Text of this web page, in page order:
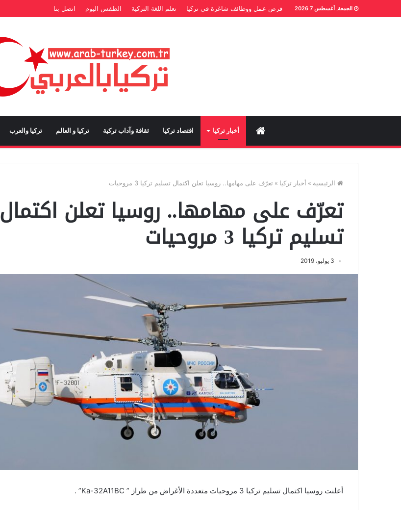
الجمعة, أغسطس 7 2026 فرص عمل ووظائف شاغرة في تركيا تعلم اللغة التركية الطقس اليوم اتصل بنا
Home أخبار تركيا اقتصاد تركيا ثقافة وآداب تركية تركيا و العالم تركيا والعرب
الرئيسية » أخبار تركيا » تعرّف على مهامها.. روسيا تعلن اكتمال تسليم تركيا 3 مروحيات
تعرّف على مهامها.. روسيا تعلن اكتمال
تسليم تركيا 3 مروحيات
3 يوليو، 2019
أعلنت روسيا اكتمال تسليم تركيا 3 مروحيات متعددة الأغراض من طراز ” Ka-32A11BC” .